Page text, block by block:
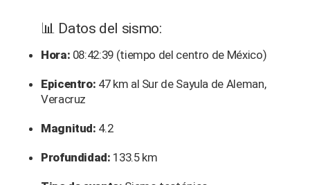
📊 Datos del sismo:
Hora: 08:42:39 (tiempo del centro de México)
Epicentro: 47 km al Sur de Sayula de Aleman,
Veracruz
Magnitud: 4.2
Profundidad: 133.5 km